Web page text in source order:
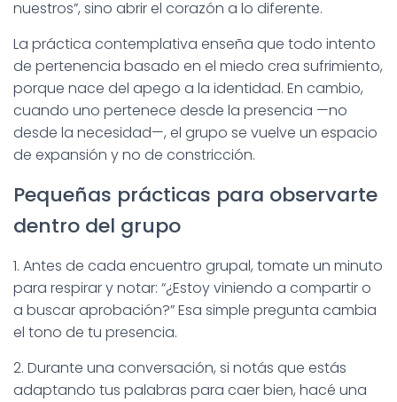
nuestros”, sino abrir el corazón a lo diferente.
La práctica contemplativa enseña que todo intento
de pertenencia basado en el miedo crea sufrimiento,
porque nace del apego a la identidad. En cambio,
cuando uno pertenece desde la presencia —no
desde la necesidad—, el grupo se vuelve un espacio
de expansión y no de constricción.
Pequeñas prácticas para observarte
dentro del grupo
1. Antes de cada encuentro grupal, tomate un minuto
para respirar y notar: “¿Estoy viniendo a compartir o
a buscar aprobación?” Esa simple pregunta cambia
el tono de tu presencia.
2. Durante una conversación, si notás que estás
adaptando tus palabras para caer bien, hacé una